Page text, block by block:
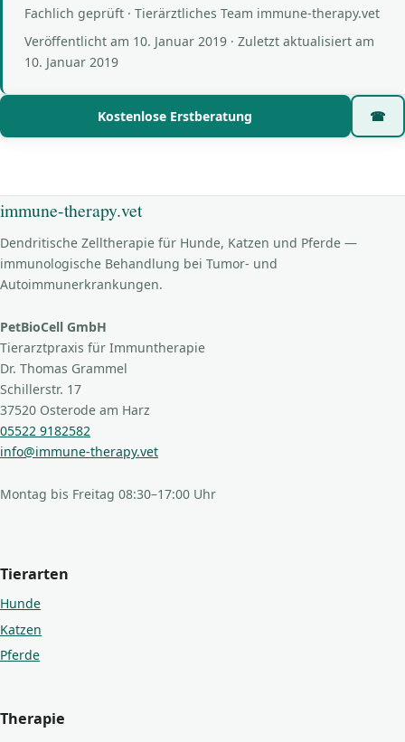
Fachlich geprüft · Tierärztliches Team immune-therapy.vet
Veröffentlicht am 10. Januar 2019 · Zuletzt aktualisiert am
10. Januar 2019
Kostenlose Erstberatung ☎
immune-therapy.vet
Dendritische Zelltherapie für Hunde, Katzen und Pferde —
immunologische Behandlung bei Tumor- und
Autoimmunerkrankungen.
PetBioCell GmbH
Tierarztpraxis für Immuntherapie
Dr. Thomas Grammel
Schillerstr. 17
37520 Osterode am Harz
05522 9182582
info@immune-therapy.vet
Montag bis Freitag 08:30–17:00 Uhr
Tierarten
Hunde
Katzen
Pferde
Therapie